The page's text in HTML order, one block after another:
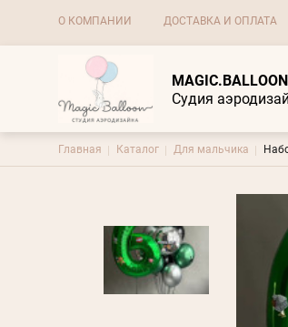
Основная навигация
О КОМПАНИИ ДОСТАВКА И ОПЛАТА
MAGIC.BALLOON
Судия
Строка навигации
Главная Каталог Для мальчика